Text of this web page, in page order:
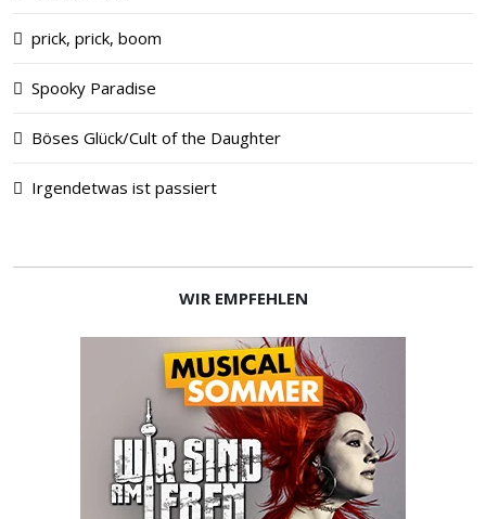
prick, prick, boom
Spooky Paradise
Böses Glück/Cult of the Daughter
Irgendetwas ist passiert
WIR EMPFEHLEN